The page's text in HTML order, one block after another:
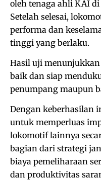
oleh tenaga ahli KAI di
Setelah selesai,
performa dan
tinggi yang berlaku.
Hasil uji
baik dan siap
penumpang maupun
Dengan keberhasilan
untuk memperluas
lokomotif lainnya
bagian dari strategi
biaya pemeliharaan
dan produktivitas